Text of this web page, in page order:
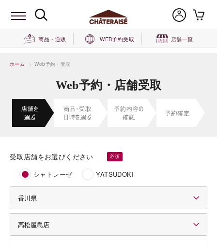
商品・通販 WEB予約受取 店舗一覧
ホーム > Web予約・受取
Web予約・店舗受取
受取店舗をお選びください
シャトレーゼ YATSUDOKI